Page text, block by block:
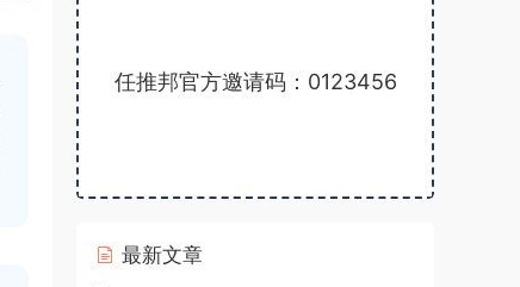
任推邦官方邀请码：0123456
最新文章